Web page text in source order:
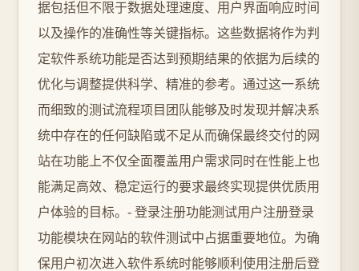
据包括但不限于数据处理速度、用户界面响应时间
以及操作的准确性等关键指标。这些数据将作为判
定软件系统功能是否达到预期结果的依据为后续的
优化与调整提供科学、精准的参考。通过这一系统
而细致的测试流程项目团队能够及时发现并解决系
统中存在的任何缺陷或不足从而确保最终交付的网
站在功能上不仅全面覆盖用户需求同时在性能上也
能满足高效、稳定运行的要求最终实现提供优质用
户体验的目标。- 登录注册功能测试用户注册登录
功能模块在网站的软件测试中占据重要地位。为确
保用户初次进入软件系统时能够顺利使用注册后登